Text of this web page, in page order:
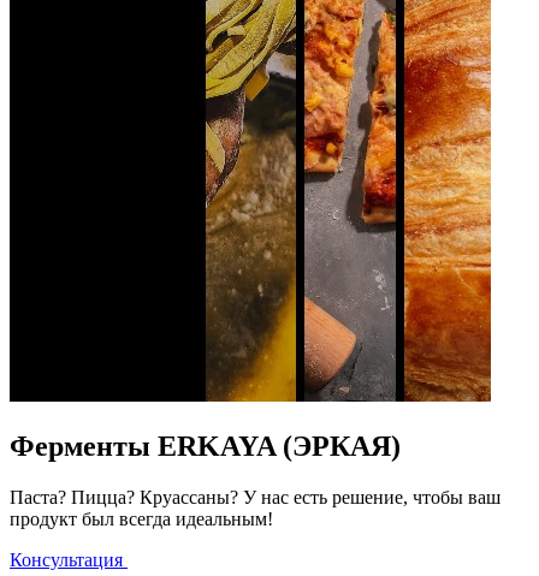
Ферменты ERKAYA (ЭРКАЯ)
Паста? Пицца? Круассаны? У нас есть решение, чтобы ваш
продукт был всегда идеальным!
Консультация